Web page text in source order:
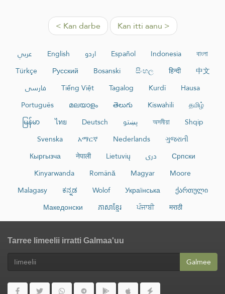
< Kan darbe Kan itti aanu >
عربي English اردو Español Indonesia
বাংলা
Türkçe
Русский Bosanski සිංහල हिन्दी
中文
فارسی
Tiếng Việt Tagalog Kurdî
Hausa
Português
മലയാളം తెలుగు Kiswahili
தமிழ்
မြန်မာ
ไทย Deutsch پښتو অসমীয়া
Shqip
Svenska
አማርኛ Nederlands
ગુજરાતી
Кыргызча
नेपाली Lietuvių دری
Српски
Kinyarwanda
Română Magyar
Moore
Malagasy
ಕನ್ನಡ Wolof Українська
ქართული
Македонски
ភាសាខ្មែរ ਪੰਜਾਬੀ मराठी
Tarree Iimeelii irratti Galmaa'uu
Galmee